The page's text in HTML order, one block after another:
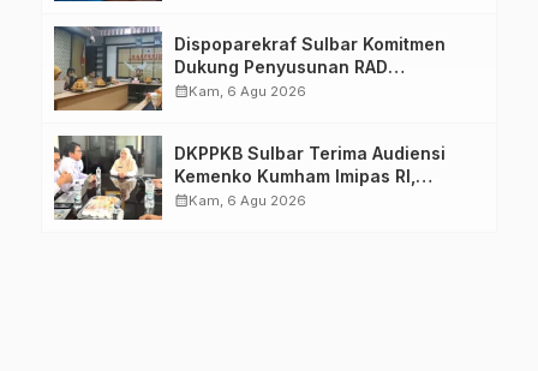
Dispoparekraf Sulbar Komitmen
Dukung Penyusunan RAD
TPB/SDGs Sulawesi Barat
calendar_monthKam, 6 Agu 2026
DKPPKB Sulbar Terima Audiensi
Kemenko Kumham Imipas RI,
Perkuat Pelayanan Kesehatan bagi
calendar_monthKam, 6 Agu 2026